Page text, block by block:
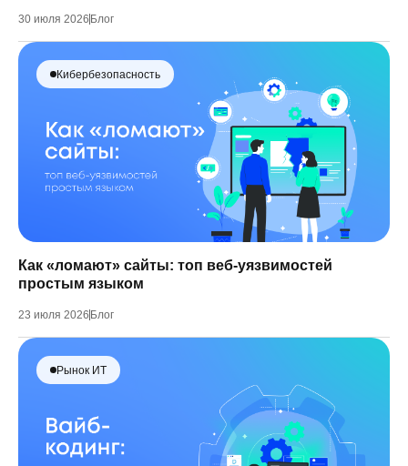
30 июля 2026 Блог
Кибербезопасность
Как «ломают» сайты: топ веб-уязвимостей
простым языком
23 июля 2026 Блог
Рынок ИТ